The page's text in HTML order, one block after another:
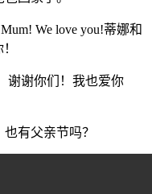
We love you!蒂娜和
谢谢你们！我也爱你
也有父亲节吗？